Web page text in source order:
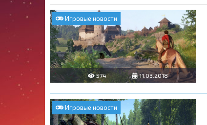
Игровые новости
574 11.03.2018
Игровые новости